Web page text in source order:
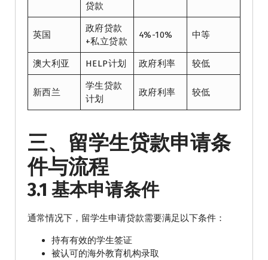
贷款
英国
政府贷款
+私立贷款
4%-10% 中等
澳大利亚 HELP计划 政府利率 较低
新西兰
学生贷款
计划
政府利率 较低
三、留学生贷款申请条
件与流程
3.1 基本申请条件
通常情况下，留学生申请贷款需要满足以下条件：
持有有效的学生签证
被认可的海外教育机构录取